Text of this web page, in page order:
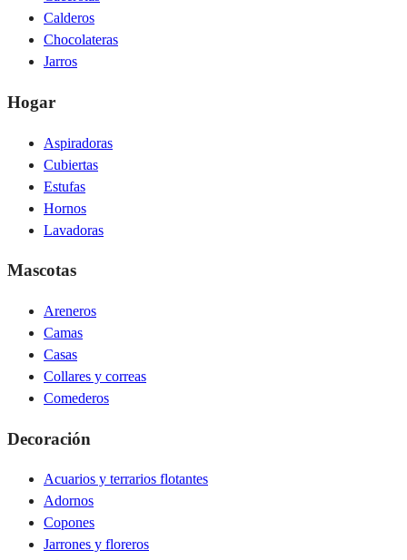
Calderos
Chocolateras
Jarros
Hogar
Aspiradoras
Cubiertas
Estufas
Hornos
Lavadoras
Mascotas
Areneros
Camas
Casas
Collares y correas
Comederos
Decoración
Acuarios y terrarios flotantes
Adornos
Copones
Jarrones y floreros